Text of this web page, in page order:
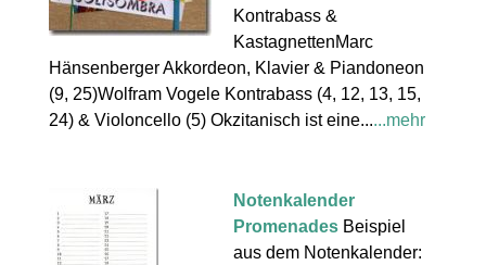
Kontrabass &
KastagnettenMarc
Hänsenberger Akkordeon, Klavier & Piandoneon
(9, 25)Wolfram Vogele Kontrabass (4, 12, 13, 15,
24) & Violoncello (5) Okzitanisch ist eine......mehr
Notenkalender
Promenades Beispiel
aus dem Notenkalender: